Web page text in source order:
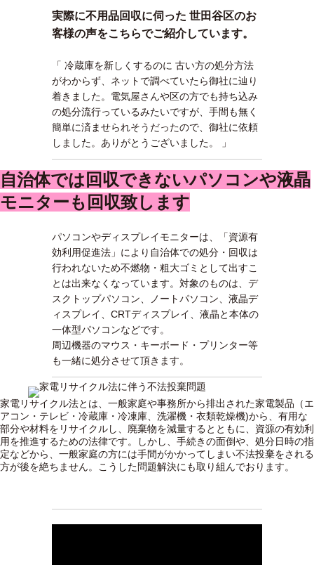
実際に不用品回収に伺った 世田谷区のお
客様の声をこちらでご紹介しています。
「 冷蔵庫を新しくするのに 古い方の処分方法
がわからず、ネットで調べていたら御社に辿り
着きました。電気屋さんや区の方でも持ち込み
の処分流行っているみたいですが、手間も無く
簡単に済ませられそうだったので、御社に依頼
しました。ありがとうございました。 」
自治体では回収できないパソコンや液晶
モニターも回収致します
パソコンやディスプレイモニターは、「資源有
効利用促進法」により自治体での処分・回収は
行われないため不燃物・粗大ゴミとして出すこ
とは出来なくなっています。対象のものは、デ
スクトップパソコン、ノートパソコン、液晶デ
ィスプレイ、CRTディスプレイ、液晶と本体の
一体型パソコンなどです。
周辺機器のマウス・キーボード・プリンター等
も一緒に処分させて頂きます。
家電リサイクル法とは、一般家庭や事務所から排出された家電製品（エ
アコン・テレビ・冷蔵庫・冷凍庫、洗濯機・衣類乾燥機)から、有用な
部分や材料をリサイクルし、廃棄物を減量するとともに、資源の有効利
用を推進するための法律です。しかし、手続きの面倒や、処分日時の指
定などから、一般家庭の方には手間がかかってしまい不法投棄をされる
方が後を絶ちません。こうした問題解決にも取り組んでおります。